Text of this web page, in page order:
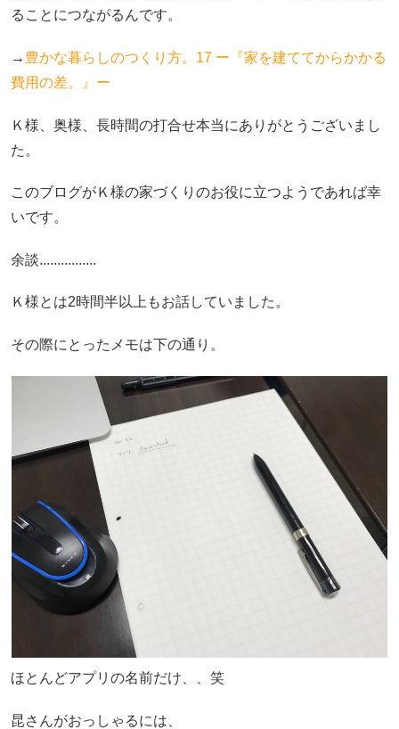
ることにつながるんです。
→ 豊かな暮らしのつくり方。17 ー『家を建ててからかかる
費用の差。』ー
Ｋ様、奥様、長時間の打合せ本当にありがとうございまし
た。
このブログがＫ様の家づくりのお役に立つようであれば幸
いです。
余談................
Ｋ様とは2時間半以上もお話していました。
その際にとったメモは下の通り。
ほとんどアプリの名前だけ、、笑
昆さんがおっしゃるには、